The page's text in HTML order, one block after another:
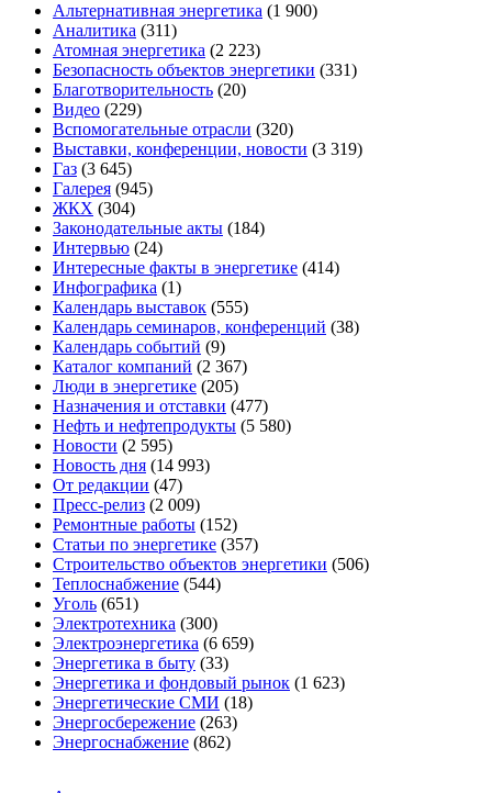
Альтернативная энергетика (1 900)
Аналитика (311)
Атомная энергетика (2 223)
Безопасность объектов энергетики (331)
Благотворительность (20)
Видео (229)
Вспомогательные отрасли (320)
Выставки, конференции, новости (3 319)
Газ (3 645)
Галерея (945)
ЖКХ (304)
Законодательные акты (184)
Интервью (24)
Интересные факты в энергетике (414)
Инфографика (1)
Календарь выставок (555)
Календарь семинаров, конференций (38)
Календарь событий (9)
Каталог компаний (2 367)
Люди в энергетике (205)
Назначения и отставки (477)
Нефть и нефтепродукты (5 580)
Новости (2 595)
Новость дня (14 993)
От редакции (47)
Пресс-релиз (2 009)
Ремонтные работы (152)
Статьи по энергетике (357)
Строительство объектов энергетики (506)
Теплоснабжение (544)
Уголь (651)
Электротехника (300)
Электроэнергетика (6 659)
Энергетика в быту (33)
Энергетика и фондовый рынок (1 623)
Энергетические СМИ (18)
Энергосбережение (263)
Энергоснабжение (862)